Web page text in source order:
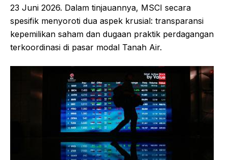
23 Juni 2026. Dalam tinjauannya, MSCI secara
spesifik menyoroti dua aspek krusial: transparansi
kepemilikan saham dan dugaan praktik perdagangan
terkoordinasi di pasar modal Tanah Air.